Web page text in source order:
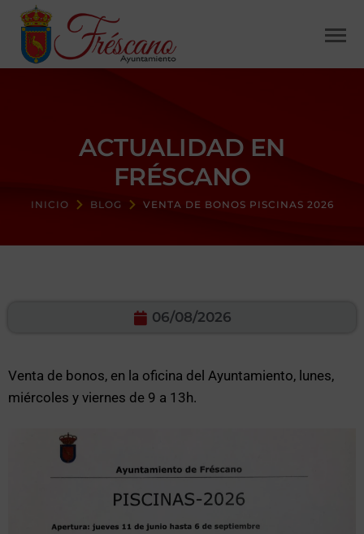
ACTUALIDAD EN
FRÉSCANO
INICIO BLOG VENTA DE BONOS PISCINAS 2026
06/08/2026
Venta de bonos, en la oficina del Ayuntamiento, lunes,
miércoles y viernes de 9 a 13h.